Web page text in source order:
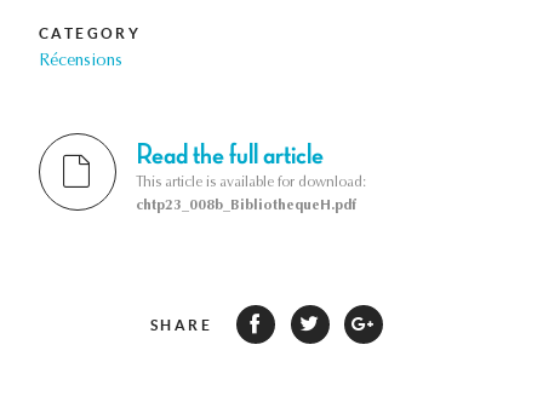
CATEGORY
Récensions
Read the full article
This article is available for download:
chtp23_008b_BibliothequeH.pdf
SHARE